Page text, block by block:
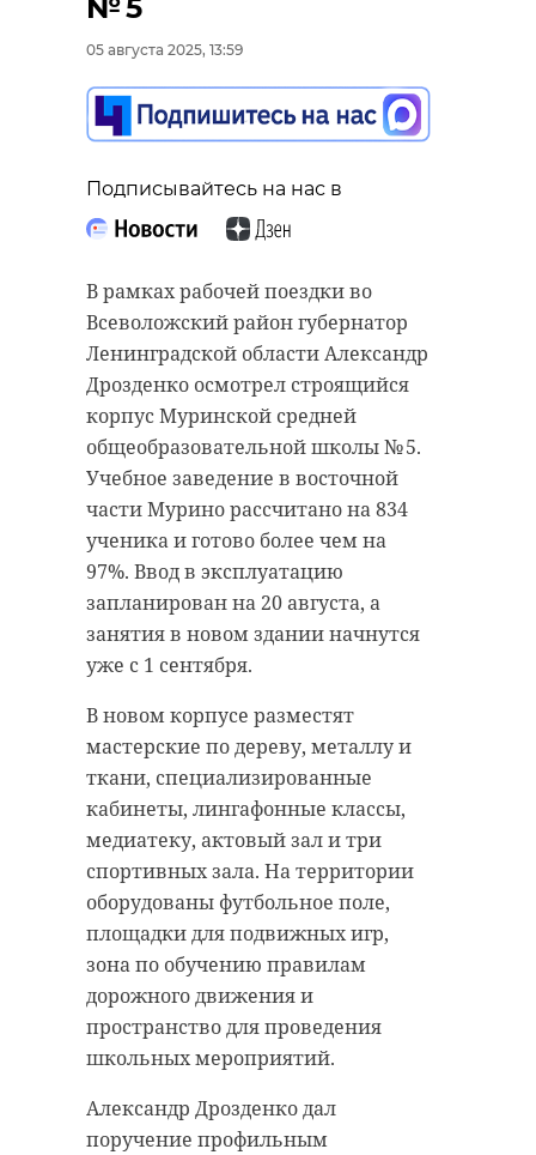
№ 5
05 августа 2025, 13:59
Подписывайтесь на нас в
В рамках рабочей поездки во
Всеволожский район губернатор
Ленинградской области Александр
Дрозденко осмотрел строящийся
корпус Муринской средней
общеобразовательной школы № 5.
Учебное заведение в восточной
части Мурино рассчитано на 834
ученика и готово более чем на
97%. Ввод в эксплуатацию
запланирован на 20 августа, а
занятия в новом здании начнутся
уже с 1 сентября.
В новом корпусе разместят
мастерские по дереву, металлу и
ткани, специализированные
кабинеты, лингафонные классы,
медиатеку, актовый зал и три
спортивных зала. На территории
оборудованы футбольное поле,
площадки для подвижных игр,
зона по обучению правилам
дорожного движения и
пространство для проведения
школьных мероприятий.
Александр Дрозденко дал
поручение профильным
Фото: 47channel